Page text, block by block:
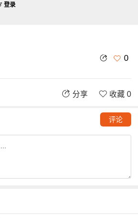
0
分享 收藏 0
评论
登录